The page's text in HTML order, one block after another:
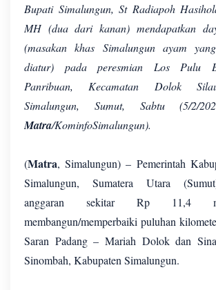
Bupati Simalungun, St Radiapoh
MH (dua dari kanan) mendapatkan
(masakan khas Simalungun ayam
diatur) pada peresmian Los Pulu
Panribuan, Kecamatan Dolok
Simalungun, Sumut, Sabtu (5/2/
Matra/KominfoSimalungun).
(Matra, Simalungun) – Pemerintah
Simalungun, Sumatera Utara
anggaran sekitar Rp 11,4
membangun/memperbaiki puluhan
Saran Padang – Mariah Dolok dan
Sinombah, Kabupaten Simalungun.